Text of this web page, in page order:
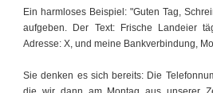
Ein harmloses Beispiel: "Guten Tag,
aufgeben. Der Text: Frische Landeier
Adresse: X, und meine Bankverbindung,
Sie denken es sich bereits: Die